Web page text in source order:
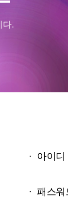
다.
· 아이디
· 패스워